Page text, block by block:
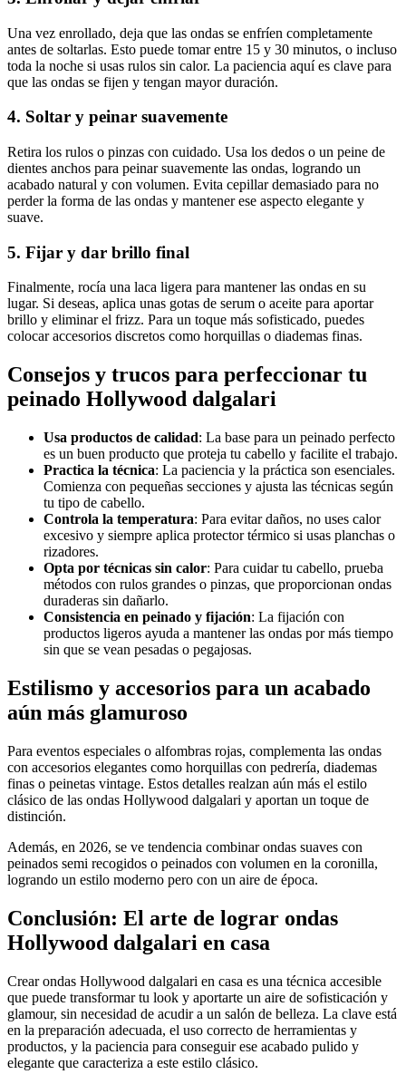
Una vez enrollado, deja que las ondas se enfríen completamente
antes de soltarlas. Esto puede tomar entre 15 y 30 minutos, o incluso
toda la noche si usas rulos sin calor. La paciencia aquí es clave para
que las ondas se fijen y tengan mayor duración.
4. Soltar y peinar suavemente
Retira los rulos o pinzas con cuidado. Usa los dedos o un peine de
dientes anchos para peinar suavemente las ondas, logrando un
acabado natural y con volumen. Evita cepillar demasiado para no
perder la forma de las ondas y mantener ese aspecto elegante y
suave.
5. Fijar y dar brillo final
Finalmente, rocía una laca ligera para mantener las ondas en su
lugar. Si deseas, aplica unas gotas de serum o aceite para aportar
brillo y eliminar el frizz. Para un toque más sofisticado, puedes
colocar accesorios discretos como horquillas o diademas finas.
Consejos y trucos para perfeccionar tu
peinado Hollywood dalgalari
Usa productos de calidad: La base para un peinado perfecto
es un buen producto que proteja tu cabello y facilite el trabajo.
Practica la técnica: La paciencia y la práctica son esenciales.
Comienza con pequeñas secciones y ajusta las técnicas según
tu tipo de cabello.
Controla la temperatura: Para evitar daños, no uses calor
excesivo y siempre aplica protector térmico si usas planchas o
rizadores.
Opta por técnicas sin calor: Para cuidar tu cabello, prueba
métodos con rulos grandes o pinzas, que proporcionan ondas
duraderas sin dañarlo.
Consistencia en peinado y fijación: La fijación con
productos ligeros ayuda a mantener las ondas por más tiempo
sin que se vean pesadas o pegajosas.
Estilismo y accesorios para un acabado
aún más glamuroso
Para eventos especiales o alfombras rojas, complementa las ondas
con accesorios elegantes como horquillas con pedrería, diademas
finas o peinetas vintage. Estos detalles realzan aún más el estilo
clásico de las ondas Hollywood dalgalari y aportan un toque de
distinción.
Además, en 2026, se ve tendencia combinar ondas suaves con
peinados semi recogidos o peinados con volumen en la coronilla,
logrando un estilo moderno pero con un aire de época.
Conclusión: El arte de lograr ondas
Hollywood dalgalari en casa
Crear ondas Hollywood dalgalari en casa es una técnica accesible
que puede transformar tu look y aportarte un aire de sofisticación y
glamour, sin necesidad de acudir a un salón de belleza. La clave está
en la preparación adecuada, el uso correcto de herramientas y
productos, y la paciencia para conseguir ese acabado pulido y
elegante que caracteriza a este estilo clásico.